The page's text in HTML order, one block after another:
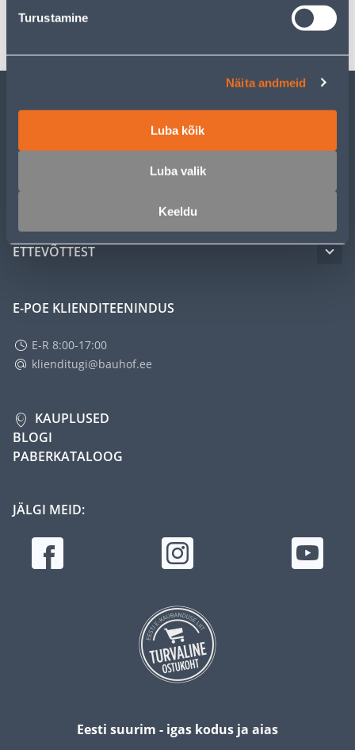
Turustamine
Näita andmeid
Luba kõik
Luba valik
Keeldu
Transport
ETTEVÕTTEST
E-POE KLIENDITEENINDUS
E-R 8:00-17:00
klienditugi@bauhof.ee
KAUPLUSED
BLOGI
PABERKATALOOG
JÄLGI MEID:
Eesti suurim - igas kodus ja aias